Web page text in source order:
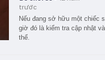
trước
Nếu đang sở hữu một chiếc
giờ đó là kiểm tra cập nhật
thể.